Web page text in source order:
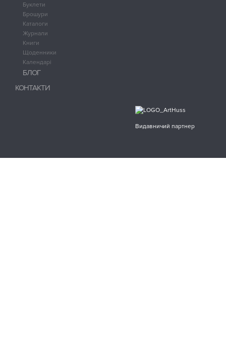
Буклети
Брошури
Каталоги
Журнали
Книги
Щоденники
Календарі
БЛОГ
КОНТАКТИ
Видавничий партнер